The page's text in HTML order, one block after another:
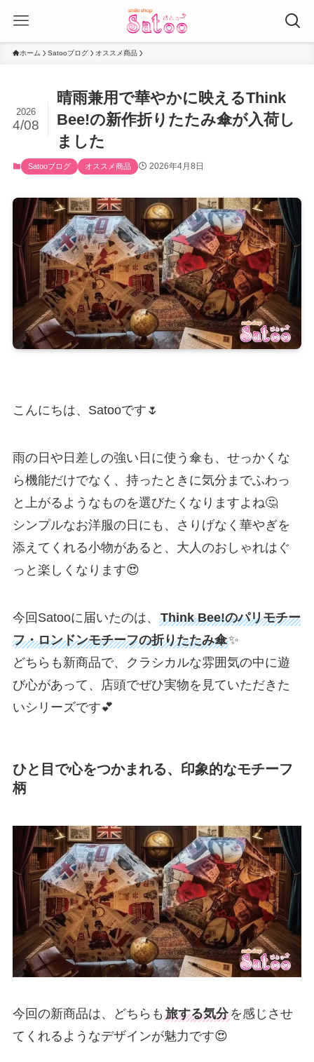
ホーム Satooブログ オススメ商品
晴雨兼用で華やかに映えるThink
Bee!の新作折りたたみ傘が入荷し
ました
2026
4/08
Satooブログ オススメ商品 2026年4月8日
こんにちは、Satooです🌷
雨の日や日差しの強い日に使う傘も、せっかくな
ら機能だけでなく、持ったときに気分までふわっ
と上がるようなものを選びたくなりますよね🤔
シンプルなお洋服の日にも、さりげなく華やぎを
添えてくれる小物があると、大人のおしゃれはぐ
っと楽しくなります😍
今回Satooに届いたのは、 Think Bee!のパリモチー
フ・ロンドンモチーフの折りたたみ傘✨
どちらも新商品で、クラシカルな雰囲気の中に遊
び心があって、店頭でぜひ実物を見ていただきた
いシリーズです💕
ひと目で心をつかまれる、印象的なモチーフ
柄
今回の新商品は、どちらも 旅する気分を感じさせ
てくれるようなデザインが魅力です😍